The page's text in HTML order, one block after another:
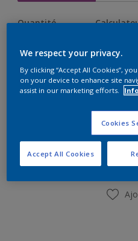
Quantité
Ajouter à
Trouver
We respect your privacy.
By clicking “Accept All Cookies”,
on your device to enhance site
assist in our marketing efforts.
Info
Cookies
Accept All Cookies